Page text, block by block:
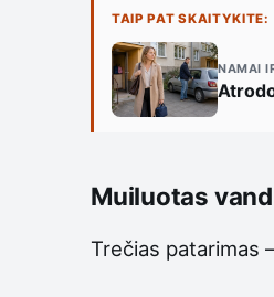
TAIP PAT SKAITYKITE:
NAMAI
Muiluotas
Trečias patarimas